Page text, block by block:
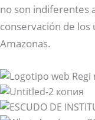
no son indiferentes
conservación de
Amazonas.